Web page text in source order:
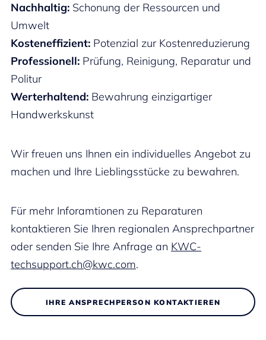
Nachhaltig: Schonung der Ressourcen und
Umwelt
Kosteneffizient: Potenzial zur Kostenreduzierung
Professionell: Prüfung, Reinigung, Reparatur und
Politur
Werterhaltend: Bewahrung einzigartiger
Handwerkskunst
Wir freuen uns Ihnen ein individuelles Angebot zu
machen und Ihre Lieblingsstücke zu bewahren.
Für mehr Inforamtionen zu Reparaturen
kontaktieren Sie Ihren regionalen Ansprechpartner
oder senden Sie Ihre Anfrage an KWC-
techsupport.ch@kwc.com.
IHRE ANSPRECHPERSON KONTAKTIEREN